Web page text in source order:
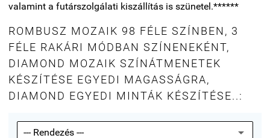
valamint a futárszolgálati kiszállítás is szünetel.******
ROMBUSZ MOZAIK 98 FÉLE SZÍNBEN, 3
FÉLE RAKÁRI MÓDBAN SZÍNENEKÉNT,
DIAMOND MOZAIK SZÍNÁTMENETEK
KÉSZÍTÉSE EGYEDI MAGASSÁGRA,
DIAMOND EGYEDI MINTÁK KÉSZÍTÉSE..: